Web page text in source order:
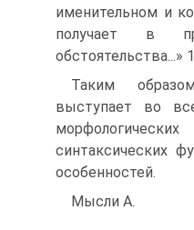
именительном и
получает в
обстоятельства...»
Таким
выступает во
синтаксических
особенностей.
Мысли А.